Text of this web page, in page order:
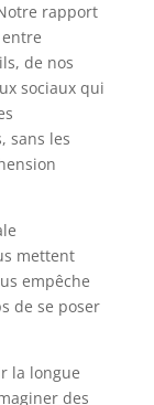
rapport
de nos
sociaux qui
sans les
mettent
empêche
de se poser
la longue
des